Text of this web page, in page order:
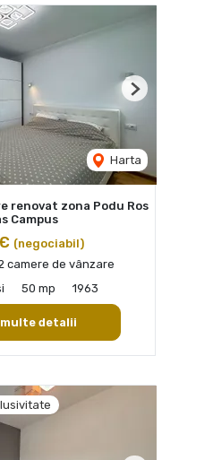
Harta
Next
renovat zona Podu Ros
Campus
(negociabil)
camere de vânzare
50 mp 1963
multe detalii